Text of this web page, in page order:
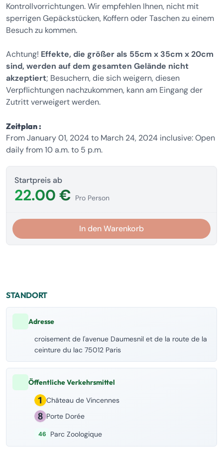
Kontrollvorrichtungen. Wir empfehlen Ihnen, nicht mit
sperrigen Gepäckstücken, Koffern oder Taschen zu einem
Besuch zu kommen.
Achtung! Effekte, die größer als 55cm x 35cm x 20cm
sind, werden auf dem gesamten Gelände nicht
akzeptiert; Besuchern, die sich weigern, diesen
Verpflichtungen nachzukommen, kann am Eingang der
Zutritt verweigert werden.
Zeitplan :
From January 01, 2024 to March 24, 2024 inclusive: Open
daily from 10 a.m. to 5 p.m.
Startpreis ab
22.00 € Pro Person
In den Warenkorb
STANDORT
Adresse
croisement de l'avenue Daumesnil et de la route de la
ceinture du lac 75012 Paris
Öffentliche Verkehrsmittel
Château de Vincennes
Porte Dorée
46 Parc Zoologique